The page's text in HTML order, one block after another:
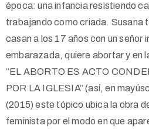
época: una infancia resistiendo
trabajando como criada. Susana
casan a los 17 años con un señor
embarazada, quiere abortar y en
“EL ABORTO ES ACTO
POR LA IGLESIA” (así, en
(2015) este tópico ubica la obra
feminista por el modo en que